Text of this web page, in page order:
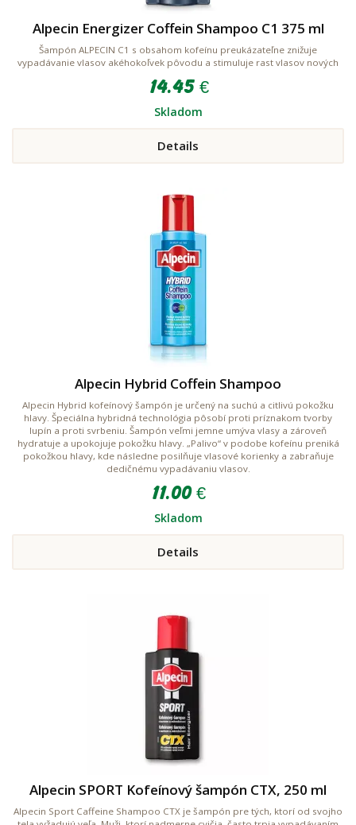
Alpecin Energizer Coffein Shampoo C1 375 ml
Šampón ALPECIN C1 s obsahom kofeínu preukázateľne znižuje
vypadávanie vlasov akéhokoľvek pôvodu a stimuluje rast vlasov nových
14.45 €
Skladom
Details
Alpecin Hybrid Coffein Shampoo
Alpecin Hybrid kofeínový šampón je určený na suchú a citlivú pokožku
hlavy. Špeciálna hybridná technológia pôsobí proti príznakom tvorby
lupín a proti svrbeniu. Šampón veľmi jemne umýva vlasy a zároveň
hydratuje a upokojuje pokožku hlavy. „Palivo“ v podobe kofeínu preniká
pokožkou hlavy, kde následne posilňuje vlasové korienky a zabraňuje
dedičnému vypadávaniu vlasov.
11.00 €
Skladom
Details
Alpecin SPORT Kofeínový šampón CTX, 250 ml
Alpecin Sport Caffeine Shampoo CTX je šampón pre tých, ktorí od svojho